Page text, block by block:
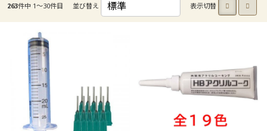
263件中 1〜30件目 並び替え 表示切替